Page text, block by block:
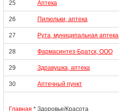
25 Аптека
26 Пилюльки, аптека
27 Рута, муниципальная аптека
28 Фармасинтез-Братск, ООО
29 Здравушка, аптека
30 Аптечный пункт
Главная * Здоровье/Красота